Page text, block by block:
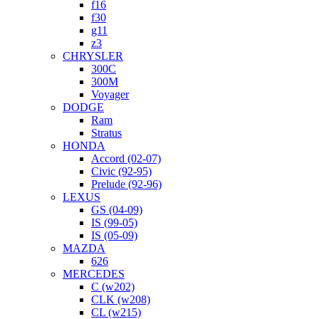
f16
f30
g11
z3
CHRYSLER
300C
300M
Voyager
DODGE
Ram
Stratus
HONDA
Accord (02-07)
Civic (92-95)
Prelude (92-96)
LEXUS
GS (04-09)
IS (99-05)
IS (05-09)
MAZDA
626
MERCEDES
C (w202)
CLK (w208)
CL (w215)